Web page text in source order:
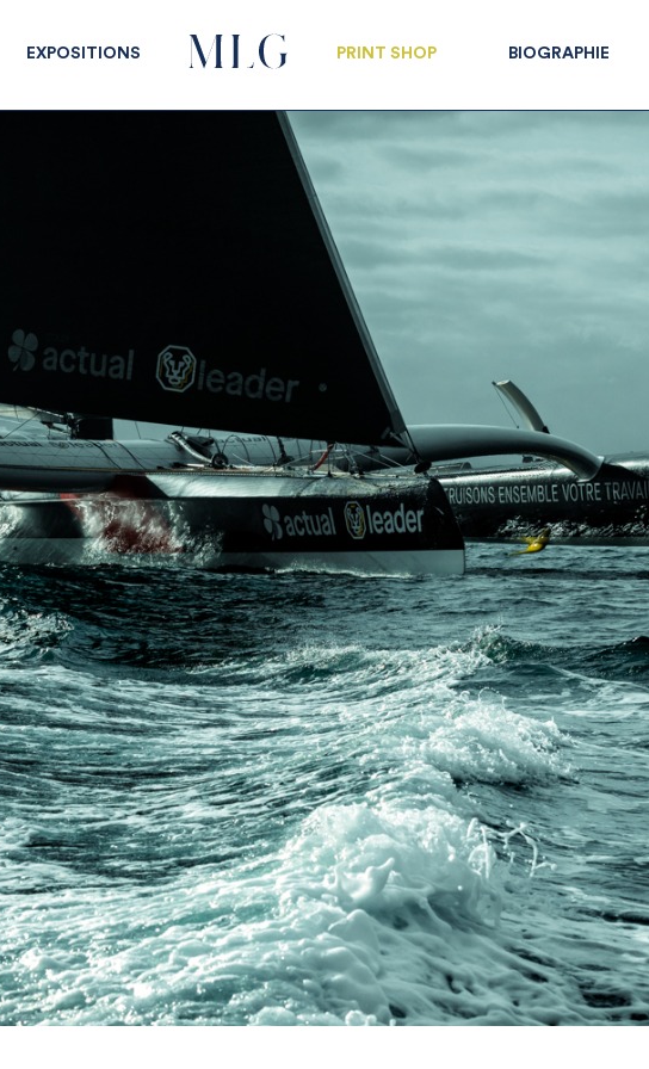
EXPOSITIONS PRINT SHOP BIOGRAPHIE